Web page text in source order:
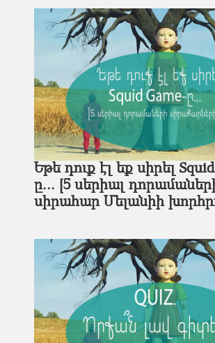
Եթե դուք էլ եք սիրել
ը... [5 սերիալ
սիրահար Մելանիի